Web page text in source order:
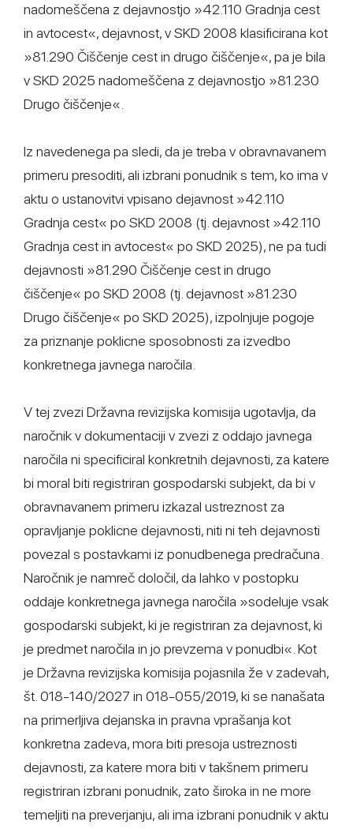
nadomeščena z dejavnostjo »42.110 Gradnja cest
in avtocest«, dejavnost, v SKD 2008 klasificirana kot
»81.290 Čiščenje cest in drugo čiščenje«, pa je bila
v SKD 2025 nadomeščena z dejavnostjo »81.230
Drugo čiščenje«.
Iz navedenega pa sledi, da je treba v obravnavanem
primeru presoditi, ali izbrani ponudnik s tem, ko ima v
aktu o ustanovitvi vpisano dejavnost »42.110
Gradnja cest« po SKD 2008 (tj. dejavnost »42.110
Gradnja cest in avtocest« po SKD 2025), ne pa tudi
dejavnosti »81.290 Čiščenje cest in drugo
čiščenje« po SKD 2008 (tj. dejavnost »81.230
Drugo čiščenje« po SKD 2025), izpolnjuje pogoje
za priznanje poklicne sposobnosti za izvedbo
konkretnega javnega naročila.
V tej zvezi Državna revizijska komisija ugotavlja, da
naročnik v dokumentaciji v zvezi z oddajo javnega
naročila ni specificiral konkretnih dejavnosti, za katere
bi moral biti registriran gospodarski subjekt, da bi v
obravnavanem primeru izkazal ustreznost za
opravljanje poklicne dejavnosti, niti ni teh dejavnosti
povezal s postavkami iz ponudbenega predračuna.
Naročnik je namreč določil, da lahko v postopku
oddaje konkretnega javnega naročila »sodeluje vsak
gospodarski subjekt, ki je registriran za dejavnost, ki
je predmet naročila in jo prevzema v ponudbi«. Kot
je Državna revizijska komisija pojasnila že v zadevah,
št. 018-140/2027 in 018-055/2019, ki se nanašata
na primerljiva dejanska in pravna vprašanja kot
konkretna zadeva, mora biti presoja ustreznosti
dejavnosti, za katere mora biti v takšnem primeru
registriran izbrani ponudnik, zato široka in ne more
temeljiti na preverjanju, ali ima izbrani ponudnik v aktu